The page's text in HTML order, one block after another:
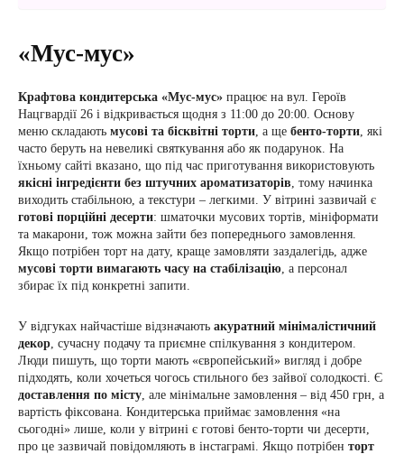
«Мус-мус»
Крафтова кондитерська «Мус-мус» працює на вул. Героїв
Нацгвардії 26 і відкривається щодня з 11:00 до 20:00. Основу
меню складають мусові та бісквітні торти, а ще бенто-торти, які
часто беруть на невеликі святкування або як подарунок. На
їхньому сайті вказано, що під час приготування використовують
якісні інгредієнти без штучних ароматизаторів, тому начинка
виходить стабільною, а текстури – легкими. У вітрині зазвичай є
готові порційні десерти: шматочки мусових тортів, мініформати
та макарони, тож можна зайти без попереднього замовлення.
Якщо потрібен торт на дату, краще замовляти заздалегідь, адже
мусові торти вимагають часу на стабілізацію, а персонал
збирає їх під конкретні запити.
У відгуках найчастіше відзначають акуратний мінімалістичний
декор, сучасну подачу та приємне спілкування з кондитером.
Люди пишуть, що торти мають «європейський» вигляд і добре
підходять, коли хочеться чогось стильного без зайвої солодкості. Є
доставлення по місту, але мінімальне замовлення – від 450 грн, а
вартість фіксована. Кондитерська приймає замовлення «на
сьогодні» лише, коли у вітрині є готові бенто-торти чи десерти,
про це зазвичай повідомляють в інстаграмі. Якщо потрібен торт